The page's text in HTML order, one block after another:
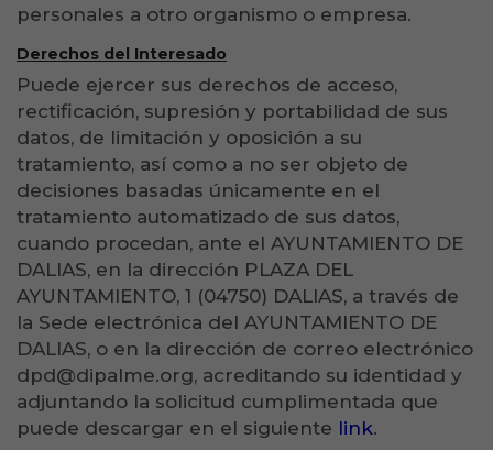
personales a otro organismo o empresa.
Derechos del Interesado
Puede ejercer sus derechos de acceso,
rectificación, supresión y portabilidad de sus
datos, de limitación y oposición a su
tratamiento, así como a no ser objeto de
decisiones basadas únicamente en el
tratamiento automatizado de sus datos,
cuando procedan, ante el AYUNTAMIENTO DE
DALIAS, en la dirección PLAZA DEL
AYUNTAMIENTO, 1 (04750) DALIAS, a través de
la Sede electrónica del AYUNTAMIENTO DE
DALIAS, o en la dirección de correo electrónico
dpd@dipalme.org, acreditando su identidad y
adjuntando la solicitud cumplimentada que
puede descargar en el siguiente link.